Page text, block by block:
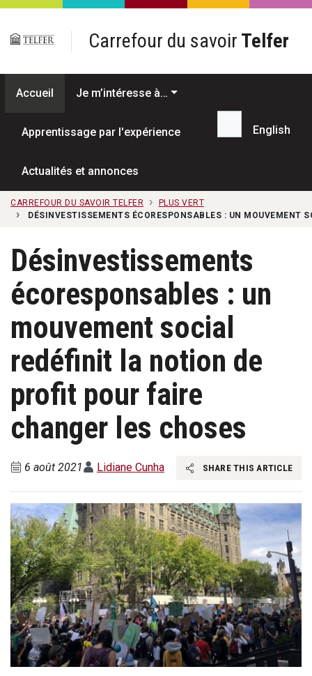
Passer au contenu principal
Carrefour du savoir Telfer
Accueil Je m’intéresse à…
Apprentissage par l'expérience
Actualités et annonces
Recherche...
English
CARREFOUR DU SAVOIR TELFER
PLUS VERT
DÉSINVESTISSEMENTS ÉCORESPONSABLES : UN MOUVEMENT
Désinvestissements
écoresponsables : un
mouvement social
redéfinit la notion de
profit pour faire
changer les choses
6 août 2021 Lidiane Cunha SHARE THIS ARTICLE